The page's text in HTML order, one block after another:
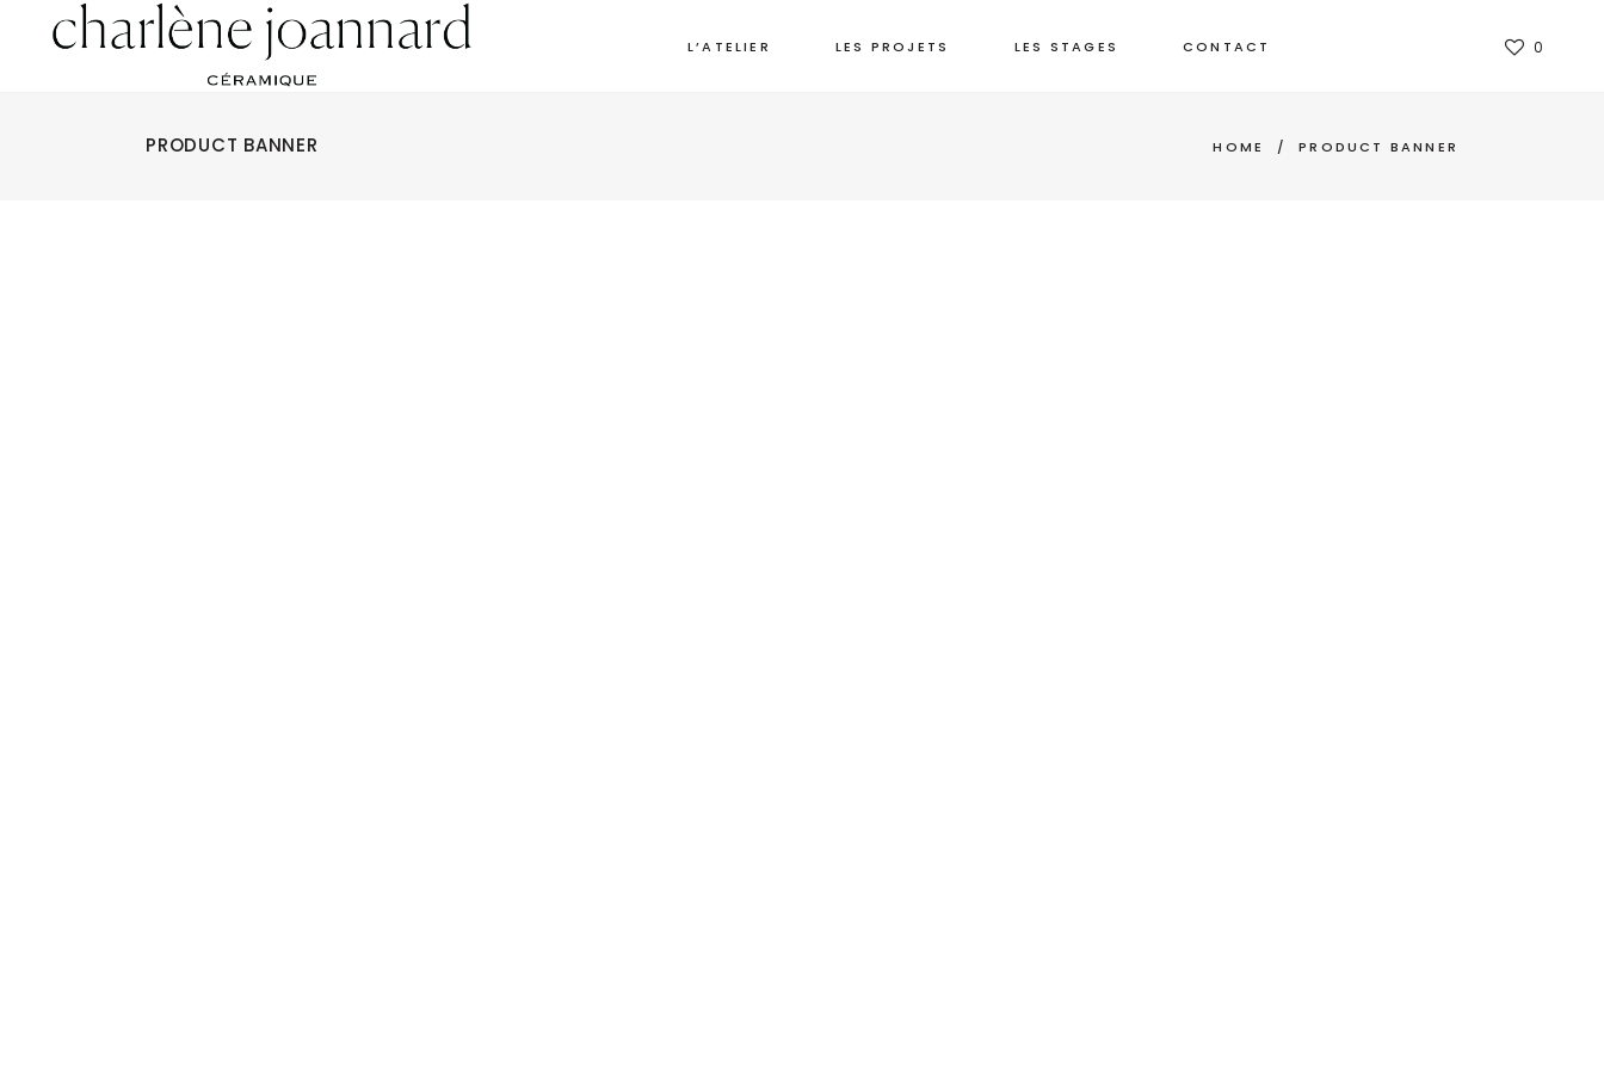
L’ATELIER LES PROJETS LES STAGES CONTACT 0
PRODUCT BANNER HOME /PRODUCT BANNER